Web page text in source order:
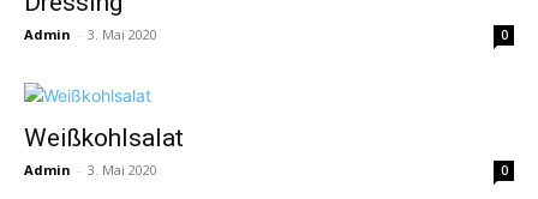
Admin - 3. Mai 2020 0
Weißkohlsalat
Admin - 3. Mai 2020 0